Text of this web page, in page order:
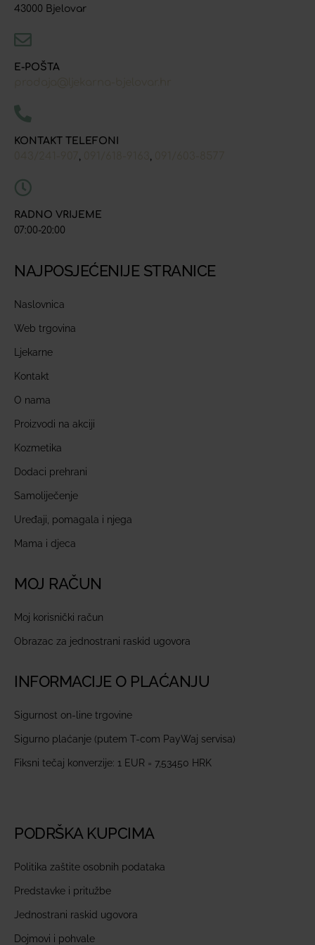
43000 Bjelovar
E-POŠTA
KONTAKT TELEFONI
RADNO VRIJEME
07:00-20:00
NAJPOSJEĆENIJE STRANICE
Naslovnica
Web trgovina
Ljekarne
Kontakt
O nama
Proizvodi na akciji
Kozmetika
Dodaci prehrani
Samoliječenje
Uređaji, pomagala i njega
Mama i djeca
MOJ RAČUN
Moj korisnički račun
Obrazac za jednostrani raskid ugovora
INFORMACIJE O PLAĆANJU
Sigurnost on-line trgovine
Sigurno plaćanje (putem T-com PayWaj servisa)
Fiksni tečaj konverzije: 1 EUR = 7,53450 HRK
PODRŠKA KUPCIMA
Politika zaštite osobnih podataka
Predstavke i pritužbe
Jednostrani raskid ugovora
Dojmovi i pohvale